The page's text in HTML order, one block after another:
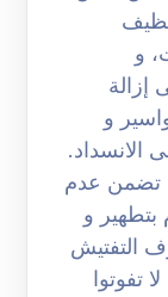
و
إزالة
و
الانسداد.
تضمن عدم
و
التفتيش
تفوتوا